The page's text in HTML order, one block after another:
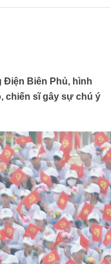
Điện Biên Phủ, hình
chiến sĩ gây sự chú ý